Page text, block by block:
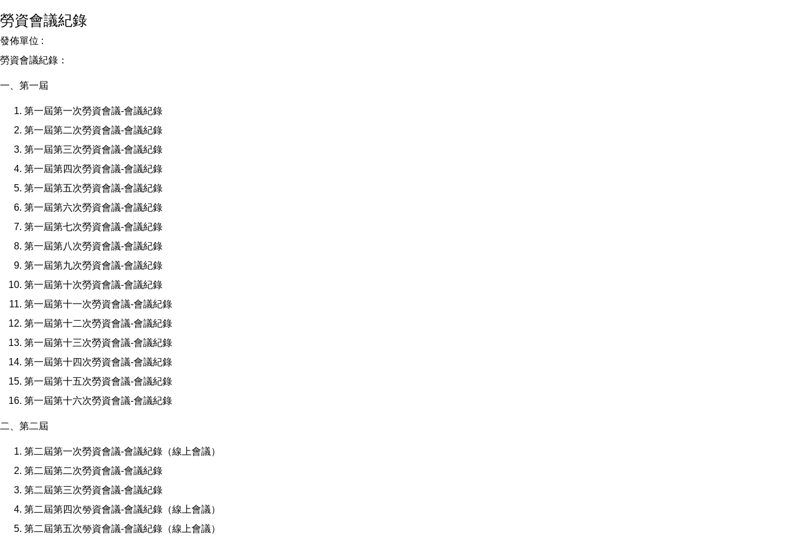
勞資會議紀錄
發佈單位 :
勞資會議紀錄：
一、第一屆
第一屆第一次勞資會議-會議紀錄
第一屆第二次勞資會議-會議紀錄
第一屆第三次勞資會議-會議紀錄
第一屆第四次勞資會議-會議紀錄
第一屆第五次勞資會議-會議紀錄
第一屆第六次勞資會議-會議紀錄
第一屆第七次勞資會議-會議紀錄
第一屆第八次勞資會議-會議紀錄
第一屆第九次勞資會議-會議紀錄
第一屆第十次勞資會議-會議紀錄
第一屆第十一次勞資會議-會議紀錄
第一屆第十二次勞資會議-會議紀錄
第一屆第十三次勞資會議-會議紀錄
第一屆第十四次勞資會議-會議紀錄
第一屆第十五次勞資會議-會議紀錄
第一屆第十六次勞資會議-會議紀錄
二、第二屆
第二屆第一次勞資會議-會議紀錄（線上會議）
第二屆第二次勞資會議-會議紀錄
第二屆第三次勞資會議-會議紀錄
第二屆第四次勞資會議-會議紀錄（線上會議）
第二屆第五次勞資會議-會議紀錄（線上會議）